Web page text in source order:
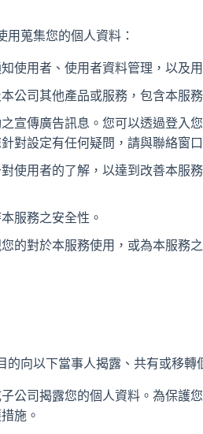
蒐集您的個人資料：
使用者、使用者資料管理，以及
公司其他產品或服務，包含本服
宣傳廣告訊息。您可以透過登入
對設定有任何疑問，請與聯絡窗口
使用者的了解，以達到改善本服
服務之安全性。
的對於本服務使用，或為本服務
向以下當事人揭露、共有或移轉
公司揭露您的個人資料。為保護
施。